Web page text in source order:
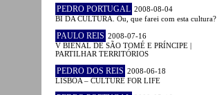
PEDRO PORTUGAL 2008-08-04
BI DA CULTURA. Ou, que farei com esta cultura?
PAULO REIS 2008-07-16
V BIENAL DE SÃO TOMÉ E PRÍNCIPE |
PARTILHAR TERRITÓRIOS
PEDRO DOS REIS 2008-06-18
LISBOA – CULTURE FOR LIFE